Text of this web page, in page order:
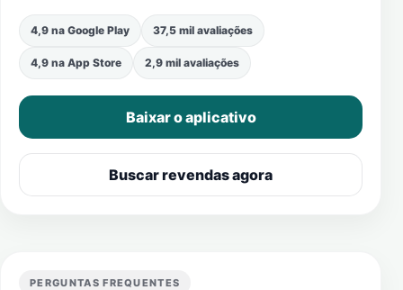
4,9 na Google Play 37,5 mil avaliações
4,9 na App Store 2,9 mil avaliações
Baixar o aplicativo
Buscar revendas agora
PERGUNTAS FREQUENTES